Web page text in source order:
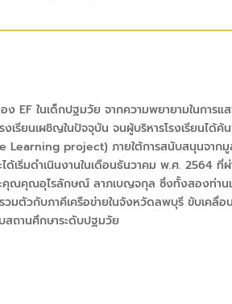
ง EF ในเด็กปฐมวัย จากความพยายามในการแ
เรียนเผชิญในปัจจุบัน จนผู้บริหารโรงเรียนได้
Learning project) ภายใต้การสนับสนุนจา
ด้เริ่มดำเนินงานในเดือนธันวาคม พ.ศ. 2564 ที่
ณคุณอุไรลักษณ์ ลาภเบญจกุล ซึ่งทั้งสองท่านเ
วมตัวกับภาคีเครือข่ายในจังหวัดลพบุรี ขับเคลื่
สถานศึกษาระดับปฐมวัย